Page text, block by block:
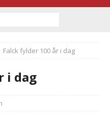
Falck fylder 100 år i dag
i dag